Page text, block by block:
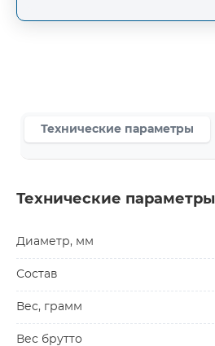
Технические параметры
Технические параметры
Диаметр, мм
Состав
Вес, грамм
Вес брутто